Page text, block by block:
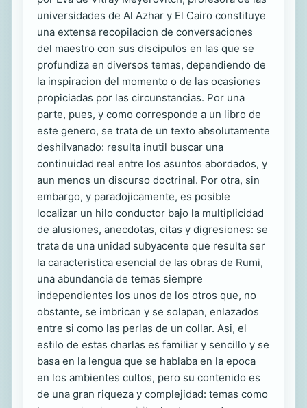
universidades de Al Azhar y El Cairo constituye
una extensa recopilacion de conversaciones
del maestro con sus discipulos en las que se
profundiza en diversos temas, dependiendo de
la inspiracion del momento o de las ocasiones
propiciadas por las circunstancias. Por una
parte, pues, y como corresponde a un libro de
este genero, se trata de un texto absolutamente
deshilvanado: resulta inutil buscar una
continuidad real entre los asuntos abordados, y
aun menos un discurso doctrinal. Por otra, sin
embargo, y paradojicamente, es posible
localizar un hilo conductor bajo la multiplicidad
de alusiones, anecdotas, citas y digresiones: se
trata de una unidad subyacente que resulta ser
la caracteristica esencial de las obras de Rumi,
una abundancia de temas siempre
independientes los unos de los otros que, no
obstante, se imbrican y se solapan, enlazados
entre si como las perlas de un collar. Asi, el
estilo de estas charlas es familiar y sencillo y se
basa en la lengua que se hablaba en la epoca
en los ambientes cultos, pero su contenido es
de una gran riqueza y complejidad: temas como